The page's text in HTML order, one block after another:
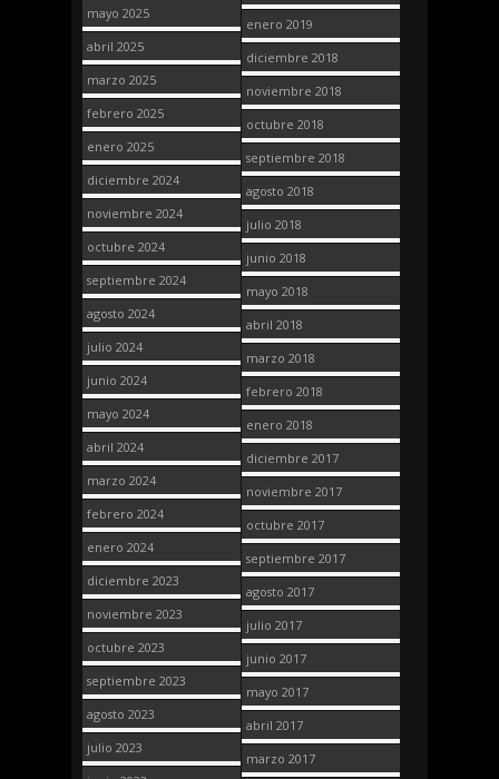
mayo 2025
abril 2025
marzo 2025
febrero 2025
enero 2025
diciembre 2024
noviembre 2024
octubre 2024
septiembre 2024
agosto 2024
julio 2024
junio 2024
mayo 2024
abril 2024
marzo 2024
febrero 2024
enero 2024
diciembre 2023
noviembre 2023
octubre 2023
septiembre 2023
agosto 2023
julio 2023
enero 2019
diciembre 2018
noviembre 2018
octubre 2018
septiembre 2018
agosto 2018
julio 2018
junio 2018
mayo 2018
abril 2018
marzo 2018
febrero 2018
enero 2018
diciembre 2017
noviembre 2017
octubre 2017
septiembre 2017
agosto 2017
julio 2017
junio 2017
mayo 2017
abril 2017
marzo 2017